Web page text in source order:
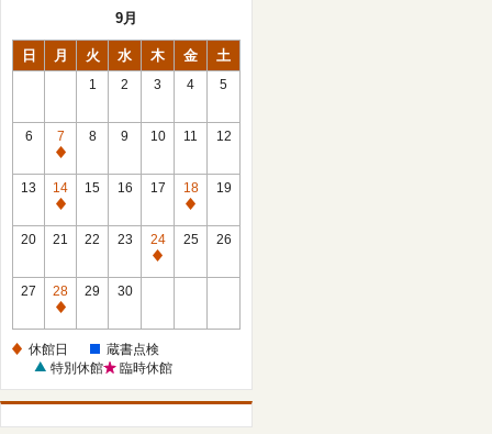
9月
日 月 火 水 木 金 土
1 2 3 4 5
6
7
休
館
日
8 9 10 11 12
13
14
休
館
15 16 17
18
休
館
19
20 21 22 23
24
休
25 26
27
28
休
日
29 30
休館日
蔵書点検
特別休館
臨時休館